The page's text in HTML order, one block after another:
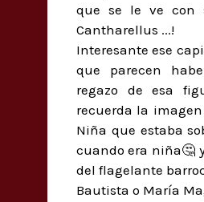
que se le ve con
Cantharellus ...!
Interesante ese
que parecen
regazo de esa
recuerda la
Niña que estaba
cuando era niña🤔
del flagelante
Bautista o María